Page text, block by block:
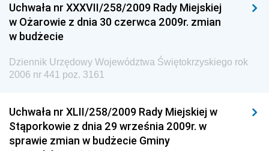
Dziennik Urzędowy Ministra Pracy i Polityki
Społecznej
Dziennik Urzędowy Urzędu Lotnictwa Cywilnego
Dziennik Urzędowy Ministerstwa Hutnictwa i
Przemysłu Maszynowego
Dziennik Urzędowy Ministerstwa Zdrowia i Opieki
Uchwała nr XXXVII/258/2009 Rady Miejskiej
w Ożarowie z dnia 30 czerwca 2009r. zmian
w budżecie
Dziennik Urzędowy Województwa Świętokrzyskiego rok
2006 nr 441 poz. 3161
Uchwała nr XLII/258/2009 Rady Miejskiej w
Stąporkowie z dnia 29 września 2009r. w
sprawie zmian w budżecie Gminy